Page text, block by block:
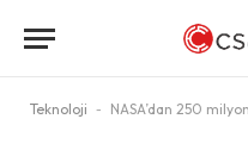
Teknoloji - NASA’dan 250 milyon